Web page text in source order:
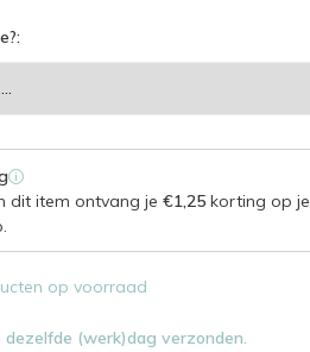
i
dit item ontvang je €1,25korting op je
op voorraad
dezelfde (werk)dag verzonden.